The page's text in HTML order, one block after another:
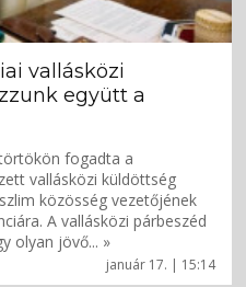
január 17. | 15:14
vallásközi
együtt a
fogadta a
vallásközi küldöttség
közösség vezetőjének
A vallásközi párbeszéd
olyan jövő... »